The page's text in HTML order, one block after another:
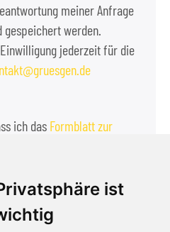
ist
meiner Anfrage
gespeichert werden.
jederzeit für die
gruesgen.de
ich das Formblatt zur
bei einer Pauschalreise
genommen habe.
habe ich zur Kennntnis
diese als Bestandteil des